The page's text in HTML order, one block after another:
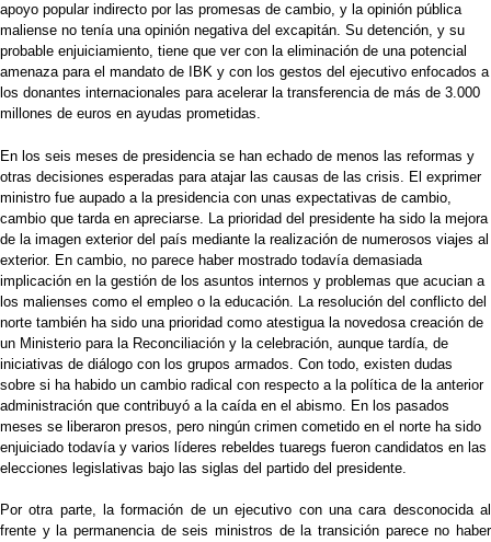
apoyo popular indirecto por las promesas de cambio, y la opinión pública
maliense no tenía una opinión negativa del excapitán. Su detención, y su
probable enjuiciamiento, tiene que ver con la eliminación de una potencial
amenaza para el mandato de IBK y con los gestos del ejecutivo enfocados a
los donantes internacionales para acelerar la transferencia de más de 3.000
millones de euros en ayudas prometidas.
En los seis meses de presidencia se han echado de menos las reformas y
otras decisiones esperadas para atajar las causas de las crisis. El exprimer
ministro fue aupado a la presidencia con unas expectativas de cambio,
cambio que tarda en apreciarse. La prioridad del presidente ha sido la mejora
de la imagen exterior del país mediante la realización de numerosos viajes al
exterior. En cambio, no parece haber mostrado todavía demasiada
implicación en la gestión de los asuntos internos y problemas que acucian a
los malienses como el empleo o la educación. La resolución del conflicto del
norte también ha sido una prioridad como atestigua la novedosa creación de
un Ministerio para la Reconciliación y la celebración, aunque tardía, de
iniciativas de diálogo con los grupos armados. Con todo, existen dudas
sobre si ha habido un cambio radical con respecto a la política de la anterior
administración que contribuyó a la caída en el abismo. En los pasados
meses se liberaron presos, pero ningún crimen cometido en el norte ha sido
enjuiciado todavía y varios líderes rebeldes tuaregs fueron candidatos en las
elecciones legislativas bajo las siglas del partido del presidente.
Por otra parte, la formación de un ejecutivo con una cara desconocida al
frente y la permanencia de seis ministros de la transición parece no haber